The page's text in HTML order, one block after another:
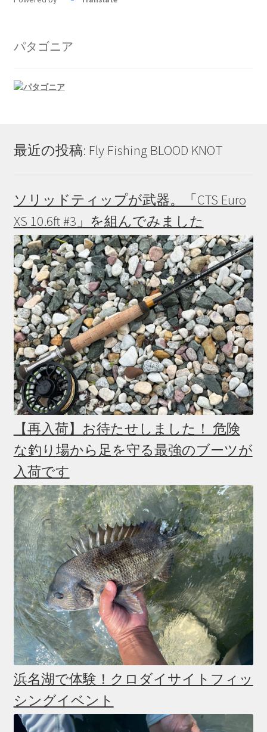
パタゴニア
最近の投稿: Fly Fishing BLOOD KNOT
ソリッドティップが武器。「CTS Euro
XS 10.6ft #3」を組んでみました
【再入荷】お待たせしました！ 危険
な釣り場から足を守る最強のブーツが
入荷です
浜名湖で体験！クロダイサイトフィッ
シングイベント